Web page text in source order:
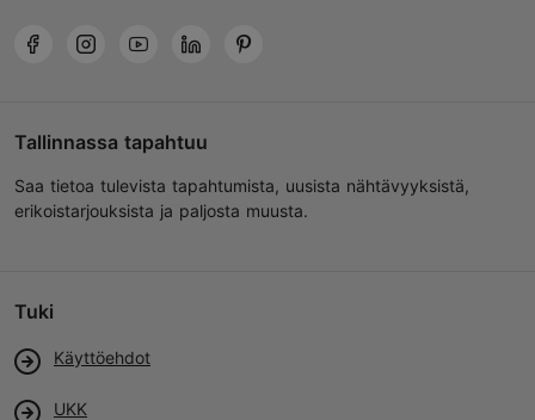
Tallinnassa tapahtuu
Saa tietoa tulevista tapahtumista, uusista nähtävyyksistä,
erikoistarjouksista ja paljosta muusta.
Tuki
Käyttöehdot
UKK